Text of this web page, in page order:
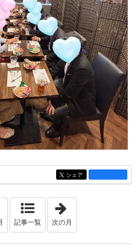
entry1471
シェア
「2025年10月」
記事一覧 次の月